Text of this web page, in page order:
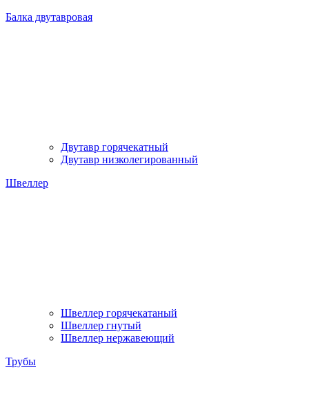
Балка двутавровая
Двутавр горячекатный
Двутавр низколегированный
Швеллер
Швеллер горячекатаный
Швеллер гнутый
Швеллер нержавеющий
Трубы